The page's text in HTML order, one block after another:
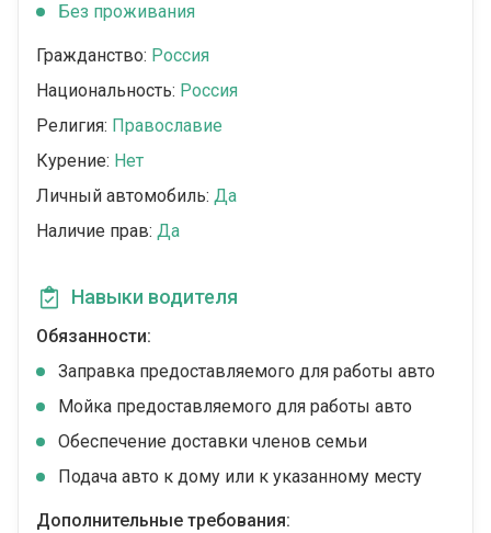
Без проживания
Гражданство: Россия
Национальность: Россия
Религия: Православие
Курение: Нет
Личный автомобиль: Да
Наличие прав: Да
Навыки водителя
Обязанности:
Заправка предоставляемого для работы авто
Мойка предоставляемого для работы авто
Обеспечение доставки членов семьи
Подача авто к дому или к указанному месту
Дополнительные требования: